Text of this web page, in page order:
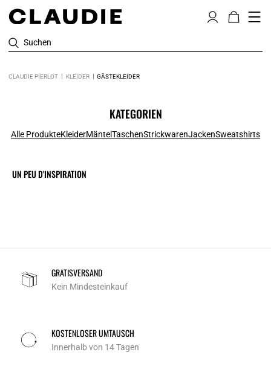
Suchen
CLAUDIE PIERLOT KLEIDER GÄSTEKLEIDER
KATEGORIEN
Alle ProdukteKleiderMäntelTaschenStrickwarenJackenSweatshirts
UN PEU D'INSPIRATION
GRATISVERSAND
Kein Mindesteinkauf
KOSTENLOSER UMTAUSCH
Innerhalb von 14 Tagen